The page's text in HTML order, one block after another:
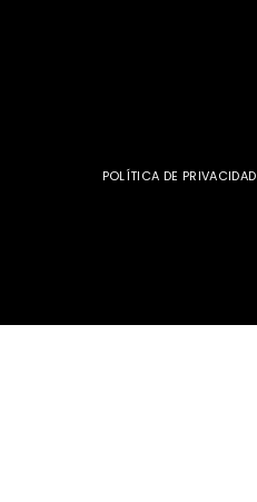
POLÍTICA DE PRIVACIDAD